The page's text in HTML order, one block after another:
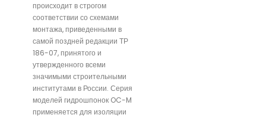
происходит в строгом
соответствии со схемами
монтажа, приведенными в
самой поздней редакции ТР
186-07, принятого и
утвержденного всеми
значимыми строительными
институтами в России. Серия
моделей гидрошпонок OC-M
применяется для изоляции